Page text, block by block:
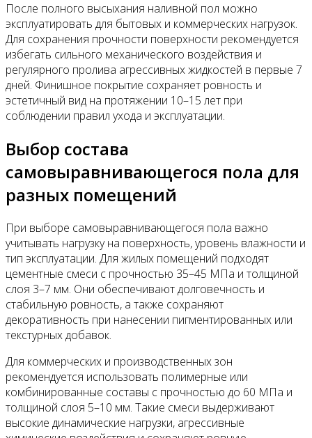
После полного высыхания наливной пол можно
эксплуатировать для бытовых и коммерческих нагрузок.
Для сохранения прочности поверхности рекомендуется
избегать сильного механического воздействия и
регулярного пролива агрессивных жидкостей в первые 7
дней. Финишное покрытие сохраняет ровность и
эстетичный вид на протяжении 10–15 лет при
соблюдении правил ухода и эксплуатации.
Выбор состава
самовыравнивающегося пола для
разных помещений
При выборе самовыравнивающегося пола важно
учитывать нагрузку на поверхность, уровень влажности и
тип эксплуатации. Для жилых помещений подходят
цементные смеси с прочностью 35–45 МПа и толщиной
слоя 3–7 мм. Они обеспечивают долговечность и
стабильную ровность, а также сохраняют
декоративность при нанесении пигментированных или
текстурных добавок.
Для коммерческих и производственных зон
рекомендуется использовать полимерные или
комбинированные составы с прочностью до 60 МПа и
толщиной слоя 5–10 мм. Такие смеси выдерживают
высокие динамические нагрузки, агрессивные